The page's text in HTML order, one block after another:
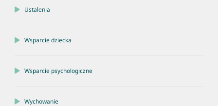
Ustalenia
Wsparcie dziecka
Wsparcie psychologiczne
Wychowanie